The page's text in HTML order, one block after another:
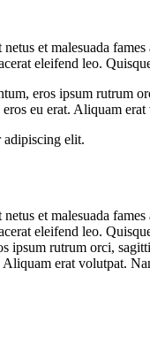
et malesuada
eleifend leo.
eros ipsum rutrum
eros eu erat. Aliquam
adipiscing elit.
et malesuada
eleifend leo.
ipsum rutrum orci,
Aliquam erat volutpat.